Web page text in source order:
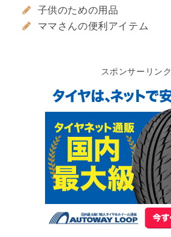
子供のための用品
ママさんの便利アイテム
スポンサーリンク